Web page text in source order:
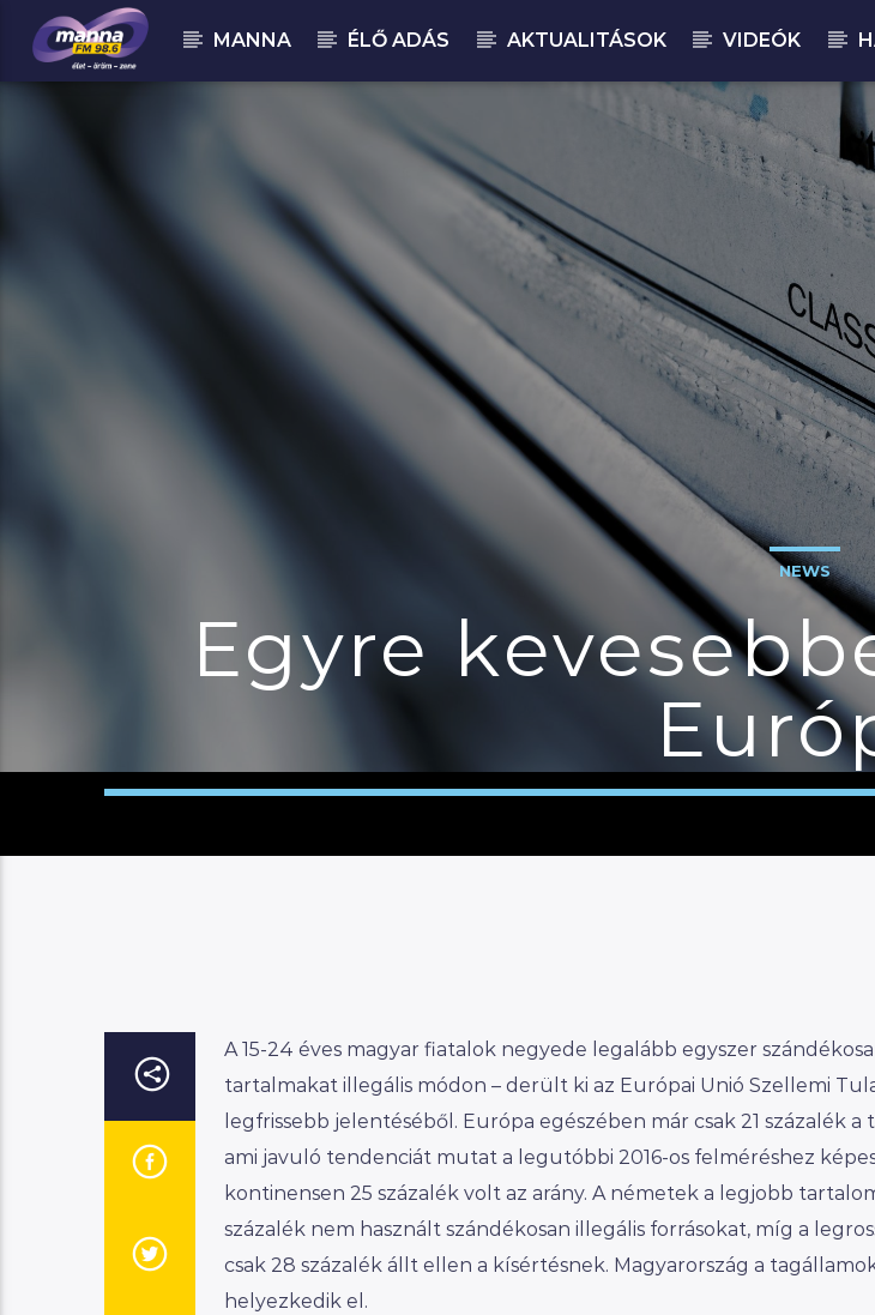
MANNA ÉLŐ ADÁS AKTUALITÁSOK VIDEÓK
NEWS
Egyre
A 15-24 éves magyar fiatalok negyede legalább egyszer
tartalmakat illegális módon – derült ki az Európai Unió Szellemi
legfrissebb jelentéséből. Európa egészében már csak 21 százalék
ami javuló tendenciát mutat a legutóbbi 2016-os felméréshez
kontinensen 25 százalék volt az arány. A németek a legjobb
százalék nem használt szándékosan illegális forrásokat, míg a
csak 28 százalék állt ellen a kísértésnek. Magyarország a
helyezkedik el.